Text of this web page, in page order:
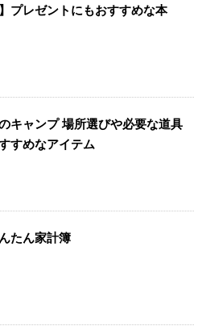
】プレゼントにもおすすめな本
キャンプ 場所選びや必要な道具
すめなアイテム
たん家計簿